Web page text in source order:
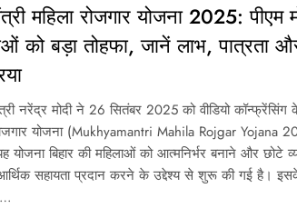
महिला रोजगार योजना 2025: पीएम
को बड़ा तोहफा, जानें लाभ, पात्रता
नरेंद्र मोदी ने 26 सितंबर 2025 को वीडियो कॉन्फ्रेंसिंग
योजना (Mukhyamantri Mahila Rojgar Yojana
योजना बिहार की महिलाओं को आत्मनिर्भर बनाने और छोटे
सहायता प्रदान करने के उद्देश्य से शुरू की गई है।